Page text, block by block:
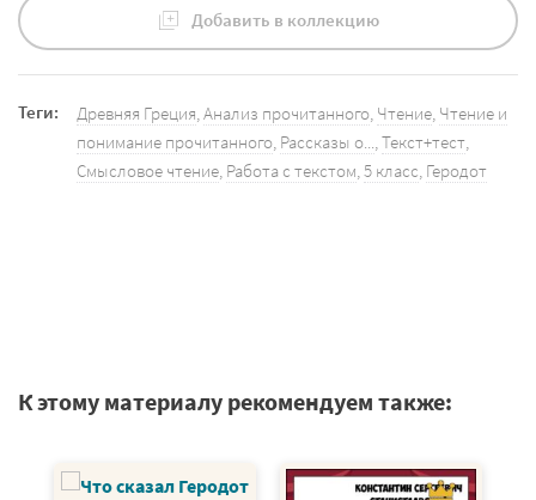
Добавить в коллекцию
Теги: Древняя Греция,Анализ прочитанного, Чтение, Чтение и
понимание прочитанного, Рассказы о...,Текст+тест,
Смысловое чтение, Работа с текстом,5 класс, Геродот
К этому материалу рекомендуем также: